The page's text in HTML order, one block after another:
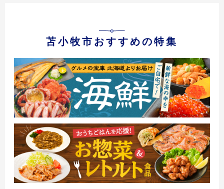
苫小牧市おすすめの特集